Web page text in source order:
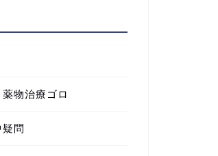
物治療ゴロ
問